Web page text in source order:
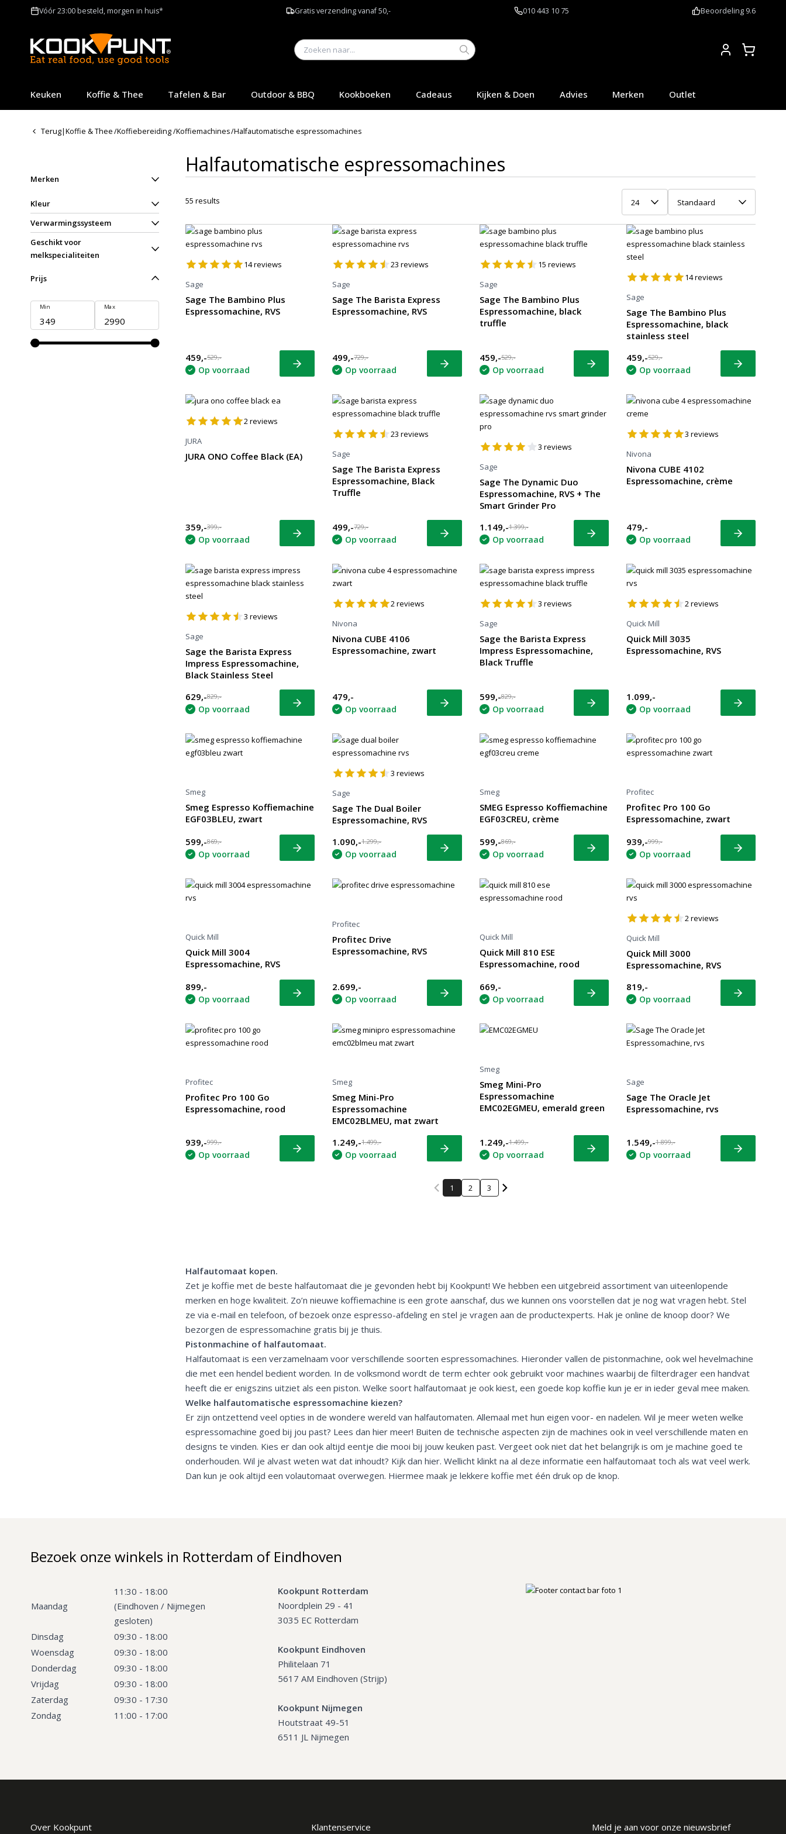
Vóór 23:00 besteld, morgen in huis* Gratis verzending vanaf 50,- 010 443 10 75 Beoordeling 9.6
Keuken Koffie & Thee Tafelen & Bar Outdoor & BBQ Kookboeken Cadeaus Kijken & Doen Advies Merken Outlet
Terug|Koffie & Thee/Koffiebereiding/Koffiemachines/Halfautomatische espressomachines
Merken
Kleur
Verwarmingssysteem
Geschikt voor
melkspecialiteiten
Prijs
Min Max
Halfautomatische espressomachines
24 Standaard
55 results
14reviews
Sage
Sage The Bambino Plus
Espressomachine, RVS
459,-529,-
Op voorraad Bekijk
23 reviews
Sage
Sage The Barista Express
Espressomachine, RVS
499,-729,-
Op voorraad Bekijk
15 reviews
Sage
Sage The Bambino Plus
Espressomachine, black
truffle
459,-529,-
Op voorraad Bekijk
14reviews
Sage
Sage The Bambino Plus
Espressomachine, black
stainless steel
459,-529,-
Op voorraad Bekijk
2reviews
JURA
JURA ONO Coffee Black (EA)
359,-399,-
Op voorraad Bekijk
23 reviews
Sage
Sage The Barista Express
Espressomachine, Black
Truffle
499,-729,-
Op voorraad Bekijk
3 reviews
Sage
Sage The Dynamic Duo
Espressomachine, RVS + The
Smart Grinder Pro
1.149,-1.399,-
Op voorraad Bekijk
3 reviews
Nivona
Nivona CUBE 4102
Espressomachine, crème
479,-
Op voorraad Bekijk
3 reviews
Sage
Sage the Barista Express
Impress Espressomachine,
Black Stainless Steel
629,-829,-
Op voorraad Bekijk
2reviews
Nivona
Nivona CUBE 4106
Espressomachine, zwart
479,-
Op voorraad Bekijk
3 reviews
Sage
Sage the Barista Express
Impress Espressomachine,
Black Truffle
599,-829,-
Op voorraad Bekijk
2reviews
Quick Mill
Quick Mill 3035
Espressomachine, RVS
1.099,-
Op voorraad Bekijk
Smeg
Smeg Espresso Koffiemachine
EGF03BLEU, zwart
599,-869,-
Op voorraad Bekijk
3 reviews
Sage
Sage The Dual Boiler
Espressomachine, RVS
1.090,-1.299,-
Op voorraad Bekijk
Smeg
SMEG Espresso Koffiemachine
EGF03CREU, crème
599,-869,-
Op voorraad Bekijk
Profitec
Profitec Pro 100 Go
Espressomachine, zwart
939,-999,-
Op voorraad Bekijk
Quick Mill
Quick Mill 3004
Espressomachine, RVS
899,-
Op voorraad Bekijk
Profitec
Profitec Drive
Espressomachine, RVS
2.699,-
Op voorraad Bekijk
Quick Mill
Quick Mill 810 ESE
Espressomachine, rood
669,-
Op voorraad Bekijk
2reviews
Quick Mill
Quick Mill 3000
Espressomachine, RVS
819,-
Op voorraad Bekijk
Profitec
Profitec Pro 100 Go
Espressomachine, rood
939,-999,-
Op voorraad Bekijk
Smeg
Smeg Mini-Pro
Espressomachine
EMC02BLMEU, mat zwart
1.249,-1.499,-
Op voorraad Bekijk
Smeg
Smeg Mini-Pro
Espressomachine
EMC02EGMEU, emerald green
1.249,-1.499,-
Op voorraad Bekijk
Sage
Sage The Oracle Jet
Espressomachine, rvs
1.549,-1.899,-
Op voorraad Bekijk
1 2 3
Halfautomaat kopen.
Zet je koffie met de beste halfautomaat die je gevonden hebt bij Kookpunt! We hebben een uitgebreid assortiment van uiteenlopende
merken en hoge kwaliteit. Zo’n nieuwe koffiemachine is een grote aanschaf, dus we kunnen ons voorstellen dat je nog wat vragen hebt. Stel
ze via e-mail en telefoon, of bezoek onze espresso-afdeling en stel je vragen aan de productexperts. Hak je online de knoop door? We
bezorgen de espressomachine gratis bij je thuis.
Pistonmachine of halfautomaat.
Halfautomaat is een verzamelnaam voor verschillende soorten espressomachines. Hieronder vallen de pistonmachine, ook wel hevelmachine
die met een hendel bedient worden. In de volksmond wordt de term echter ook gebruikt voor machines waarbij de filterdrager een handvat
heeft die er enigszins uitziet als een piston. Welke soort halfautomaat je ook kiest, een goede kop koffie kun je er in ieder geval mee maken.
Welke halfautomatische espressomachine kiezen?
Er zijn ontzettend veel opties in de wondere wereld van halfautomaten. Allemaal met hun eigen voor- en nadelen. Wil je meer weten welke
espressomachine goed bij jou past? Lees dan hier meer! Buiten de technische aspecten zijn de machines ook in veel verschillende maten en
designs te vinden. Kies er dan ook altijd eentje die mooi bij jouw keuken past. Vergeet ook niet dat het belangrijk is om je machine goed te
onderhouden. Wil je alvast weten wat dat inhoudt? Kijk dan hier. Wellicht klinkt na al deze informatie een halfautomaat toch als wat veel werk.
Dan kun je ook altijd een volautomaat overwegen. Hiermee maak je lekkere koffie met één druk op de knop.
Bezoek onze winkels in Rotterdam of Eindhoven
Maandag
11:30 - 18:00
(Eindhoven / Nijmegen
gesloten)
Dinsdag
09:30 - 18:00
Woensdag
09:30 - 18:00
Donderdag
09:30 - 18:00
Vrijdag
09:30 - 18:00
Zaterdag
09:30 - 17:30
Zondag
11:00 - 17:00
Kookpunt Rotterdam
Noordplein 29 - 41
3035 EC Rotterdam
Kookpunt Eindhoven
Philitelaan 71
5617 AM Eindhoven (Strijp)
Kookpunt Nijmegen
Houtstraat 49-51
6511 JL Nijmegen
Over Kookpunt Klantenservice Meld je aan voor onze nieuwsbrief